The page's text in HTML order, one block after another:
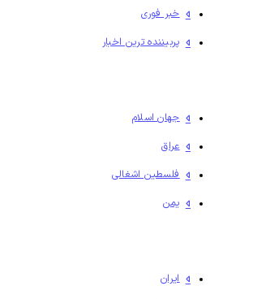
خبر فوری
پربیننده ترین اخبار
جهان اسلام
عراق
فلسطين اشغالی
یمن
ایران